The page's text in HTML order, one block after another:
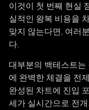
이것이 첫 번째 현실
실적인 왕복 비용을
맞지 않는다면, 여러
다.
대부분의 백테스트
에 완벽한 체결을 전
완성된 차트에 진입
세가 실시간으로 전